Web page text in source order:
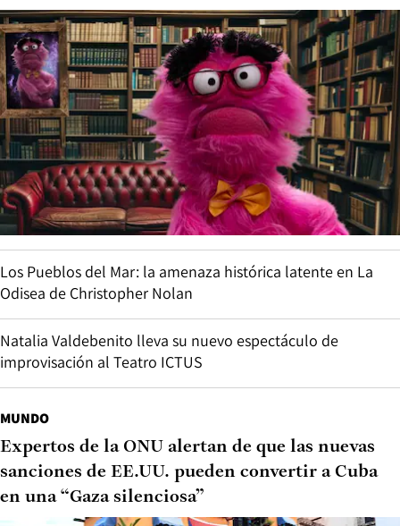
Los Pueblos del Mar: la amenaza histórica latente en La
Odisea de Christopher Nolan
Natalia Valdebenito lleva su nuevo espectáculo de
improvisación al Teatro ICTUS
MUNDO
Expertos de la ONU alertan de que las nuevas
sanciones de EE.UU. pueden convertir a Cuba
en una “Gaza silenciosa”